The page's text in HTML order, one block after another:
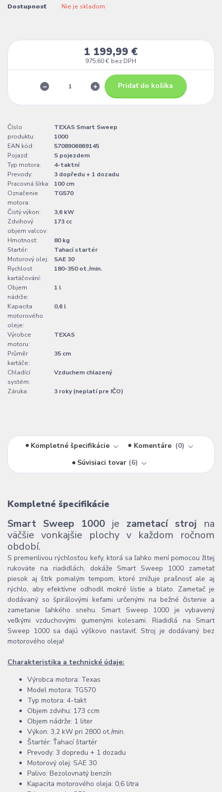
Dostupnosť Nie je skladom
1 199,99 €
975,60 € bez DPH
Pridať do košíka
Číslo
produktu:
TEXAS Smart Sweep
1000
EAN kód:
5708906869145
Pojazd:
S pojezdem
Typ motora:
4-taktní
Prevody:
3 dopředu + 1 dozadu
Pracovná šírka:
100 cm
Označenie
motora:
TG570
Čistý výkon:
3,6 kW
Zdvihový
objem valcov:
173 cc
Hmotnost:
80 kg
Startér:
Tahací startér
Motorový olej:
SAE 30
Rychlost
kartáčování:
180-350 ot./min.
Objem
nádrže:
1 l
Kapacita
motorového
oleje:
0,6 l
Výrobce
motoru:
TEXAS
Průměr
kartáče:
35 cm
Chladící
systém:
Vzduchem chlazený
Záruka: 3 roky (neplatí pre IČO)
Kompletné špecifikácie Komentáre
0
Súvisiaci tovar 6
Kompletné špecifikácie
Smart Sweep 1000je zametací stroj na
väčšie vonkajšie plochy v každom ročnom
období.
S premenlivou rýchlosťou kefy, ktorá sa ľahko mení pomocou žltej
rukoväte na riadidlách, dokáže Smart Sweep 1000 zametať
piesok aj štrk pomalým tempom, ktoré znižuje prašnosť ale aj
rýchlo, aby efektívne odhodil mokré lístie a blato. Zametač je
dodávaný so špirálovými kefami určenými na bežné čistenie a
zametanie ľahkého snehu. Smart Sweep 1000 je vybavený
veľkými vzduchovými gumenými kolesami. Riadidlá na Smart
Sweep 1000 sa dajú výškovo nastaviť. Stroj je dodávaný bez
motorového oleja!
Charakteristika a technické údaje:
Výrobca motora: Texas
Model motora: TG570
Typ motora: 4-takt
Objem zdvihu: 173 ccm
Objem nádrže: 1 liter
Výkon: 3,2 kW pri 2800 ot./min.
Štartér: Ťahací štartér
Prevody: 3 dopredu + 1 dozadu
Motorový olej: SAE 30
Palivo: Bezolovnatý benzín
Kapacita motorového oleja: 0,6 litra